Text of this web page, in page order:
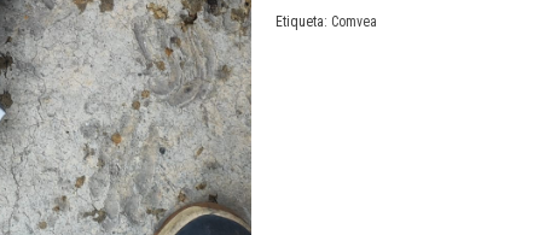
Etiqueta: Comvea